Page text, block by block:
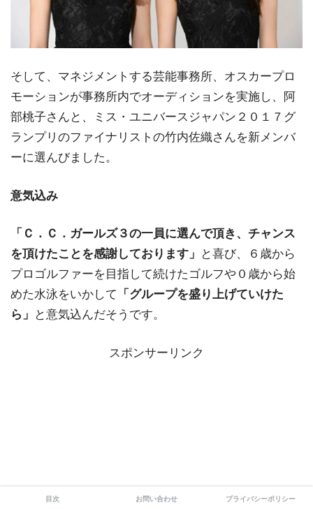
そして、マネジメントする芸能事務所、オスカープロ
モーションが事務所内でオーディションを実施し、阿
部桃子さんと、ミス・ユニバースジャパン２０１７グ
ランプリのファイナリストの竹内佐織さんを新メンバ
ーに選んびました。
意気込み
「Ｃ．Ｃ．ガールズ３の一員に選んで頂き、チャンス
を頂けたことを感謝しております」
と喜び、６歳から
プロゴルファーを目指して続けたゴルフや０歳から始
めた水泳をいかして
「グループを盛り上げていけた
ら」
と意気込んだそうです。
スポンサーリンク
目次 お問い合わせ プライバシーポリシー